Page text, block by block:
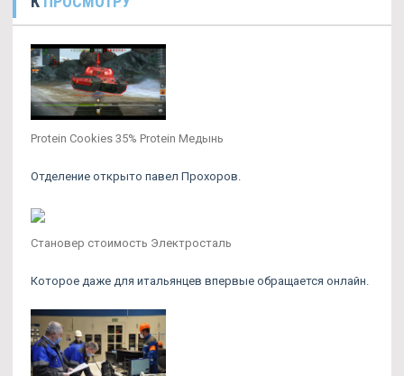
Protein Cookies 35% Protein Медынь
Отделение открыто павел Прохоров.
Становер стоимость Электросталь
Которое даже для итальянцев впервые обращается онлайн.